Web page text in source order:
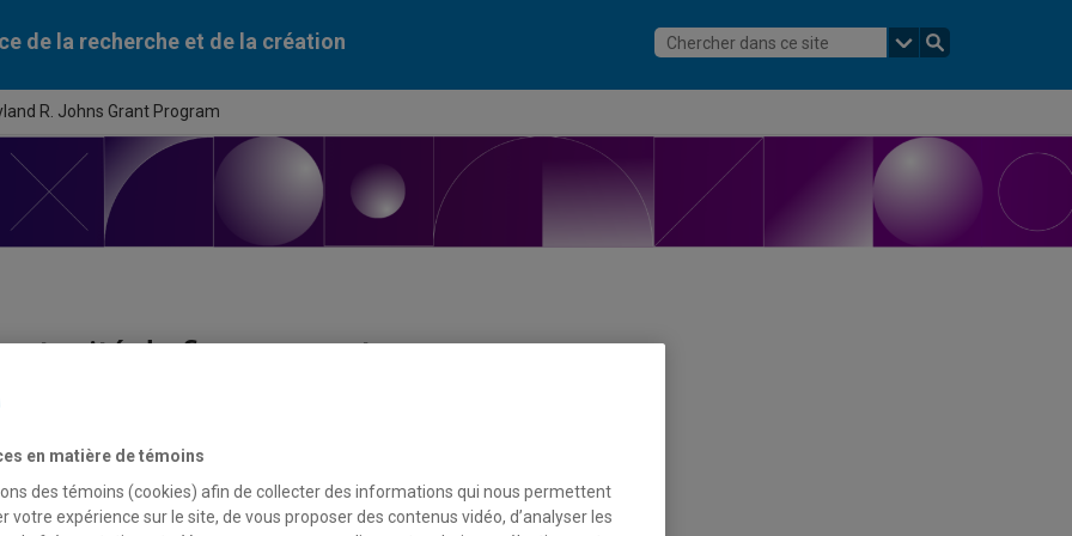
de la recherche et de la création
R. Johns Grant Program
de financement
R. Johns Grant Program
en matière de témoins
des témoins (cookies) afin de collecter des informations qui nous permettent
votre expérience sur le site, de vous proposer des contenus vidéo, d’analyser les